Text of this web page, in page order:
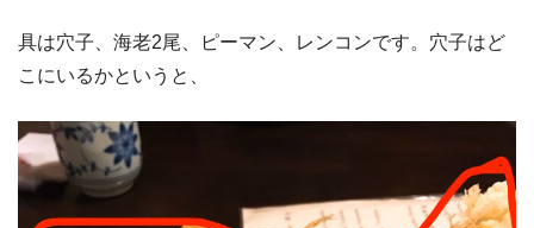
具は穴子、海老2尾、ピーマン、レンコンです。穴子はど
こにいるかというと、